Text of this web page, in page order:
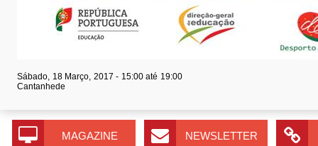
Sábado, 18 Março, 2017 - 15:00até 19:00
Cantanhede
MAGAZINE NEWSLETTER